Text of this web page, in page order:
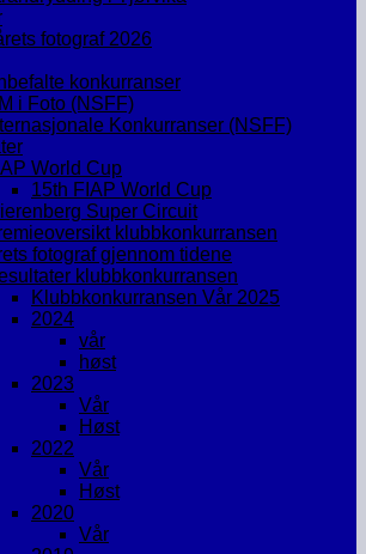
fotograf 2026
konkurranser
i Foto (NSFF)
Konkurranser (NSFF)
World Cup
15th FIAP World Cup
Super Circuit
klubbkonkurransen
fotograf gjennom tidene
klubbkonkurransen
Klubbkonkurransen Vår 2025
2024
vår
høst
2023
Vår
Høst
2022
Vår
Høst
2020
Vår